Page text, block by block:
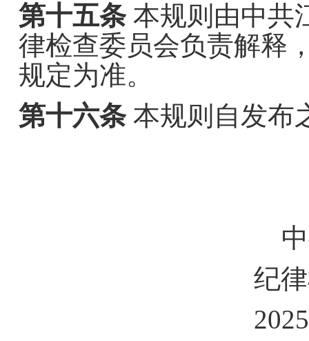
第十五条 本规则由中共
律检查委员会负责解释
规定为准。
第十六条 本规则自发布
纪